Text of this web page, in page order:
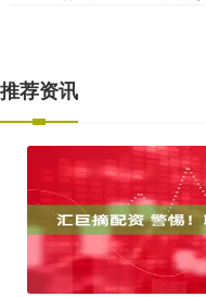
推荐资讯